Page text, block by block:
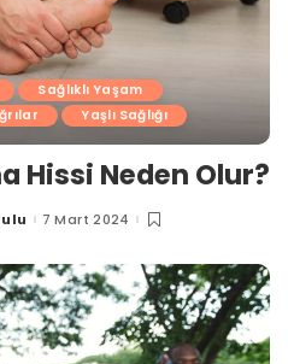
Sağlıklı Yaşam
Yaşlı Sağlığı
Hissi Neden Olur?
7 Mart 2024